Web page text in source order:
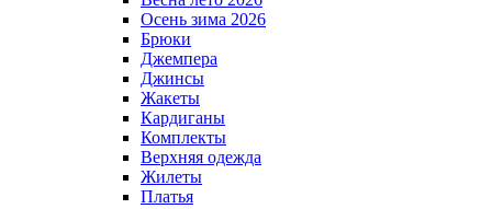
Осень зима 2026
Брюки
Джемпера
Джинсы
Жакеты
Кардиганы
Комплекты
Верхняя одежда
Жилеты
Платья